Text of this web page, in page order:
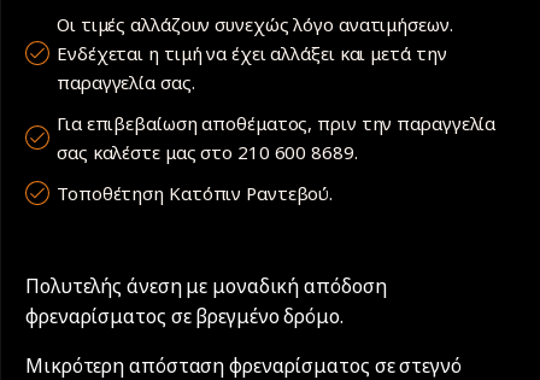
Οι τιμές αλλάζουν συνεχώς λόγο ανατιμήσεων.
Ενδέχεται η τιμή να έχει αλλάξει και μετά την
παραγγελία σας.
Για επιβεβαίωση αποθέματος, πριν την παραγγελία
σας καλέστε μας στο 210 600 8689.
Τοποθέτηση Κατόπιν Ραντεβού.
Πολυτελής άνεση με μοναδική απόδοση
φρεναρίσματος σε βρεγμένο δρόμο.
Μικρότερη απόσταση φρεναρίσματος σε στεγνό